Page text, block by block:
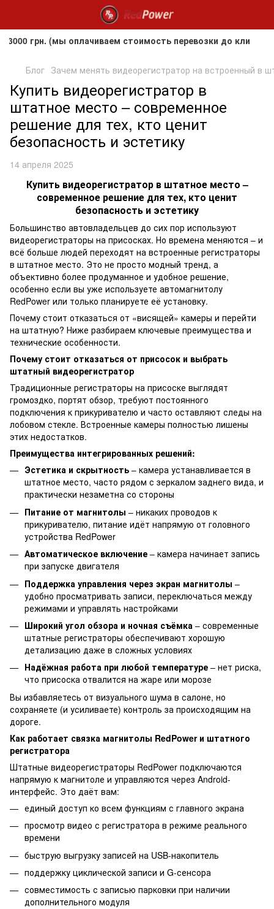
(мы оплачиваем стоимость перевозки до клиента,
Блог Зачем менять видеорегистратор на встроенный в
Купить видеорегистратор в
штатное место – современное
решение для тех, кто ценит
безопасность и эстетику
14 апреля 2025
Купить видеорегистратор в штатное место –
современное решение для тех, кто ценит
безопасность и эстетику
Большинство автовладельцев до сих пор используют
видеорегистраторы на присосках. Но времена меняются – и
всё больше людей переходят на встроенные регистраторы
в штатное место. Это не просто модный тренд, а
объективно более продуманное и удобное решение,
особенно если вы уже используете автомагнитолу
RedPower или только планируете её установку.
Почему стоит отказаться от «висящей» камеры и перейти
на штатную? Ниже разбираем ключевые преимущества и
технические особенности.
Почему стоит отказаться от присосок и выбрать
штатный видеорегистратор
Традиционные регистраторы на присоске выглядят
громоздко, портят обзор, требуют постоянного
подключения к прикуривателю и часто оставляют следы на
лобовом стекле. Встроенные камеры полностью лишены
этих недостатков.
Преимущества интегрированных решений:
Эстетика и скрытность – камера устанавливается в
штатное место, часто рядом с зеркалом заднего вида, и
практически незаметна со стороны
Питание от магнитолы – никаких проводов к
прикуривателю, питание идёт напрямую от головного
устройства RedPower
Автоматическое включение – камера начинает запись
при запуске двигателя
Поддержка управления через экран магнитолы –
удобно просматривать записи, переключаться между
режимами и управлять настройками
Широкий угол обзора и ночная съёмка – современные
штатные регистраторы обеспечивают хорошую
детализацию даже в сложных условиях
Надёжная работа при любой температуре – нет риска,
что присоска отвалится на жаре или морозе
Вы избавляетесь от визуального шума в салоне, но
сохраняете (и усиливаете) контроль за происходящим на
дороге.
Как работает связка магнитолы RedPower и штатного
регистратора
Штатные видеорегистраторы RedPower подключаются
напрямую к магнитоле и управляются через Android-
интерфейс. Это даёт вам:
единый доступ ко всем функциям с главного экрана
просмотр видео с регистратора в режиме реального
времени
быструю выгрузку записей на USB-накопитель
поддержку циклической записи и G-сенсора
совместимость с записью парковки при наличии
дополнительного модуля